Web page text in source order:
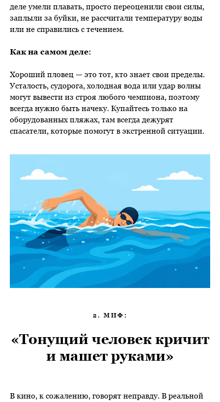
деле умели плавать, просто переоценили свои силы,
заплыли за буйки, не рассчитали температуру воды
или не справились с течением.
Как на самом деле:
Хороший пловец — это тот, кто знает свои пределы.
Усталость, судорога, холодная вода или удар волны
могут вывести из строя любого чемпиона, поэтому
всегда нужно быть начеку. Купайтесь только на
оборудованных пляжах, там всегда дежурят
спасатели, которые помогут в экстренной ситуации.
2. МИФ:
«Тонущий человек кричит
и машет руками»
В кино, к сожалению, говорят неправду. В реальной